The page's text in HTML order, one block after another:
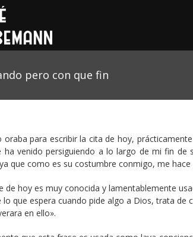
pero con que fin
oraba para escribir la cita de hoy,
ha venido persiguiendo a lo largo de mi fin de
que como es su costumbre conmigo, me
de hoy es muy conocida y lamentablemente
lo que espera cuando pide algo a Dios, trata de
en ello».